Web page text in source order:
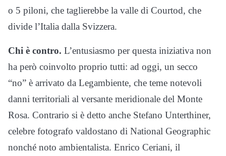
o 5 piloni, che taglierebbe la valle di Courtod, che
divide l’Italia dalla Svizzera.
Chi è contro. L’entusiasmo per questa iniziativa non
ha però coinvolto proprio tutti: ad oggi, un secco
“no” è arrivato da Legambiente, che teme notevoli
danni territoriali al versante meridionale del Monte
Rosa. Contrario si è detto anche Stefano Unterthiner,
celebre fotografo valdostano di National Geographic
nonché noto ambientalista. Enrico Ceriani, il